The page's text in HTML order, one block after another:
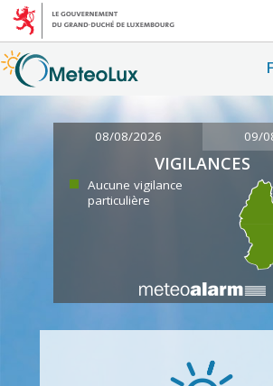
08/08/2026 09/
VIGILANCES
Aucune vigilance
particulière